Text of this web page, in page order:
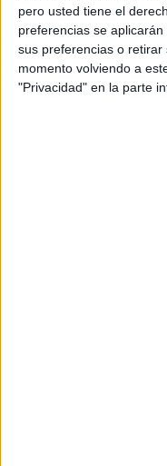
pero usted tiene el
preferencias se
sus preferencias o
momento volviendo a
"Privacidad" en la parte